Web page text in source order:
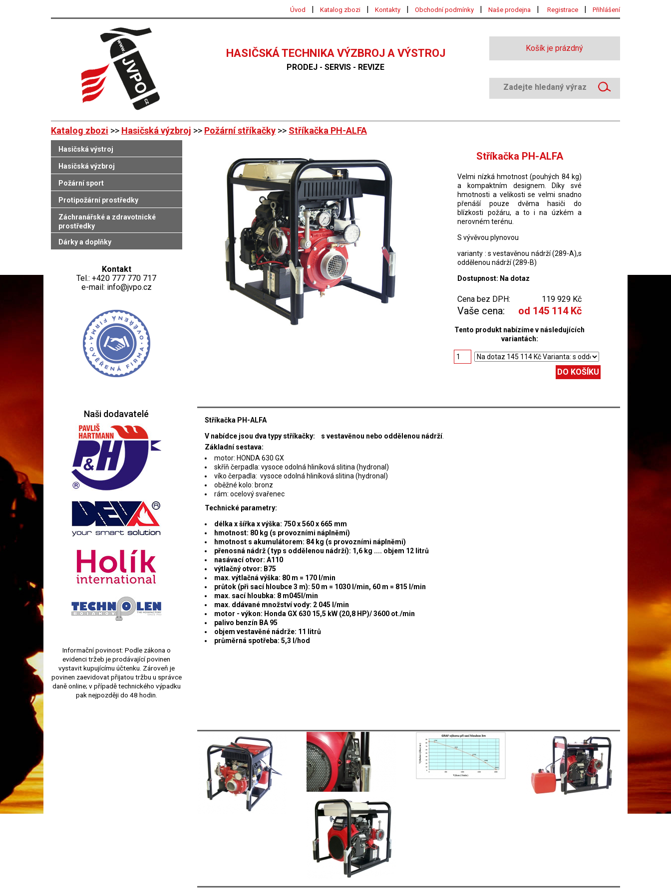
Úvod | Katalog zbozi | Kontakty | Obchodní podmínky | Naše prodejna | Registrace | Přihlášení
HASIČSKÁ TECHNIKA VÝZBROJ A VÝSTROJ
PRODEJ - SERVIS - REVIZE
Košík je prázdný
Katalog zbozi >> Hasičská výzbroj >> Požární stříkačky >> Stříkačka PH-ALFA
Hasičská výstroj
Hasičská výzbroj
Požární sport
Protipožární prostředky
Záchranářské a zdravotnické
prostředky
Dárky a doplňky
Kontakt
Tel.: +420 777 770 717
e-mail: info@jvpo.cz
Naši dodavatelé
Informační povinost: Podle zákona o
evidenci tržeb je prodávající povinen
vystavit kupujícímu účtenku. Zároveň je
povinen zaevidovat přijatou tržbu u správce
daně online; v případě technického výpadku
pak nejpozději do 48 hodin.
Stříkačka PH-ALFA
Velmi nízká hmotnost (pouhých 84 kg)
a kompaktním designem. Díky své
hmotnosti a velikosti se velmi snadno
přenáší pouze dvěma hasiči do
blízkosti požáru, a to i na úzkém a
nerovném terénu.
S vývěvou plynovou
varianty : s vestavěnou nádrží (289-A),s
oddělenou nádrží (289-B)
Dostupnost: Na dotaz
Cena bez DPH: 119 929 Kč
Vaše cena: od 145 114 Kč
Tento produkt nabízíme v následujících
variantách:
Stříkačka PH-ALFA
V nabídce jsou dva typy stříkačky:
s vestavěnou nebo oddělenou nádrží.
Základní sestava:
motor: HONDA 630 GX
skříň čerpadla: vysoce odolná hliníková slitina (hydronal)
víko čerpadla: vysoce odolná hliníková slitina (hydronal)
oběžné kolo: bronz
rám: ocelový svařenec
Technické parametry:
délka x šířka x výška: 750 x 560 x 665 mm
hmotnost: 80 kg (s provozními náplněmi)
hmotnost s akumulátorem: 84 kg (s provozními náplněmi)
přenosná nádrž ( typ s oddělenou nádrží): 1,6 kg .... objem 12 litrů
nasávací otvor: A110
výtlačný otvor: B75
max. výtlačná výška: 80 m = 170 l/min
průtok (při sací hloubce 3 m): 50 m = 1030 l/min, 60 m = 815 l/min
max. sací hloubka: 8 m045l/min
max. ddávané množství vody: 2 045 l/min
motor - výkon: Honda GX 630 15,5 kW (20,8 HP)/ 3600 ot./min
palivo benzín BA 95
objem vestavěné nádrže: 11 litrů
průměrná spotřeba: 5,3 l/hod